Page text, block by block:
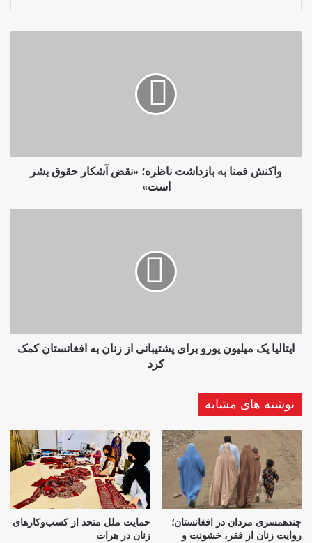
بشر
است»واکنش فمنا به بازداشت ناظره؛ «نقض آشکار حقوق بشر
است»
به
افغانستان
ایتالیا یک میلیون یورو برای پشتیبانی از زنان به افغانستان کمک
کرد
نوشته های مشابه
چندهمسری مردان در افغانستان؛
روایت زنان از فقر، خشونت و
حمایت ملل متحد از کسب‌وکارهای
زنان در هرات